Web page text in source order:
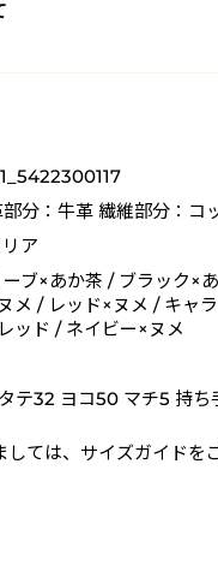
部分：牛革 繊維部分：コ
ア
ーブ×あか茶 / ブラック×
メ / レッド×ヌメ / キャ
ッド / ネイビー×ヌメ
テ32 ヨコ50 マチ5 持ち
ては、 サイズガイドを